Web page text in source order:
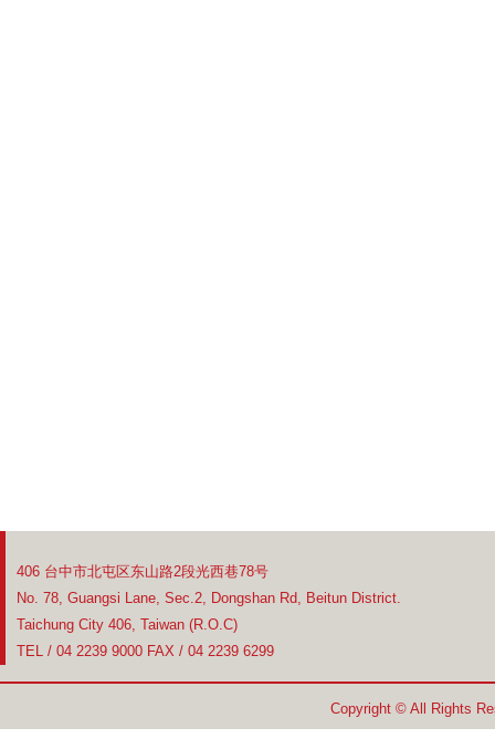
406 台中市北屯区东山路2段光西巷78号
No. 78, Guangsi Lane, Sec.2, Dongshan Rd, Beitun District.
Taichung City 406, Taiwan (R.O.C)
TEL / 04 2239 9000 FAX / 04 2239 6299
Copyright © All Rights